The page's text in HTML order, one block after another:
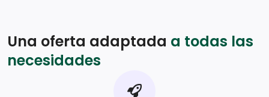
Una oferta adaptada a todas las
necesidades